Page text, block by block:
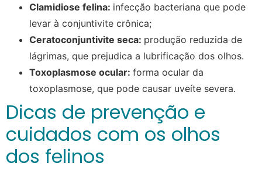
Clamidiose felina: infecção bacteriana que pode
levar à conjuntivite crônica;
Ceratoconjuntivite seca: produção reduzida de
lágrimas, que prejudica a lubrificação dos olhos.
Toxoplasmose ocular: forma ocular da
toxoplasmose, que pode causar uveíte severa.
Dicas de prevenção e
cuidados com os olhos
dos felinos